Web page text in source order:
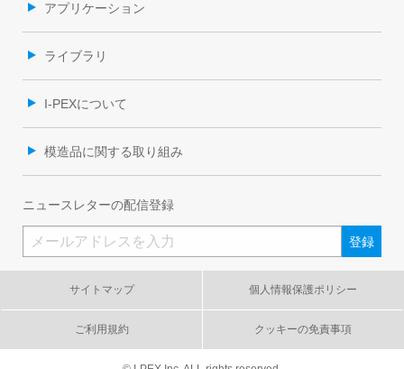
アプリケーション
ライブラリ
I-PEXについて
模造品に関する取り組み
ニュースレターの配信登録
サイトマップ 個人情報保護ポリシー
ご利用規約 クッキーの免責事項